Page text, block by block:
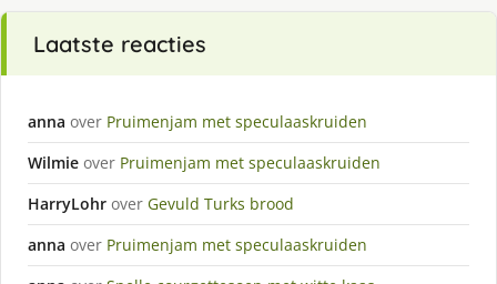
Laatste reacties
anna over Pruimenjam met speculaaskruiden
Wilmie over Pruimenjam met speculaaskruiden
HarryLohr over Gevuld Turks brood
anna over Pruimenjam met speculaaskruiden